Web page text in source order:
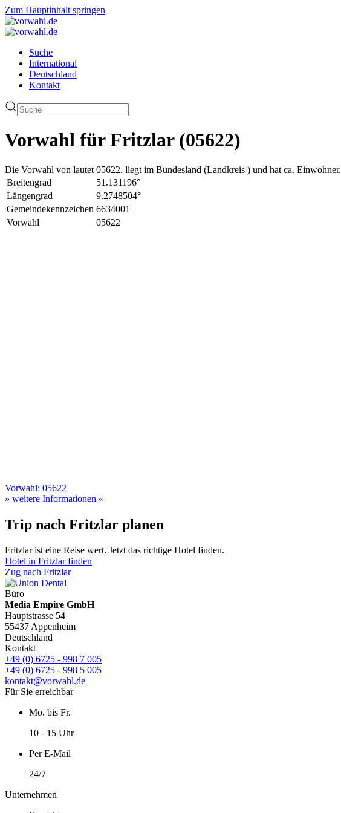
Zum Hauptinhalt springen
Suche
International
Deutschland
Kontakt
Vorwahl für Fritzlar (05622)
Die Vorwahl von lautet 05622. liegt im Bundesland (Landkreis ) und hat ca. Einwohner.
Breitengrad
51.131196°
Längengrad
9.2748504°
Gemeindekennzeichen 6634001
Vorwahl
05622
Vorwahl: 05622
» weitere Informationen «
Trip nach Fritzlar planen
Fritzlar ist eine Reise wert. Jetzt das richtige Hotel finden.
Hotel in Fritzlar finden
Zug nach Fritzlar
Büro
Media Empire GmbH
Hauptstrasse 54
55437 Appenheim
Deutschland
Kontakt
+49 (0) 6725 - 998 7 005
+49 (0) 6725 - 998 5 005
kontakt@vorwahl.de
Für Sie erreichbar
Mo. bis Fr.
10 - 15 Uhr
Per E-Mail
24/7
Unternehmen